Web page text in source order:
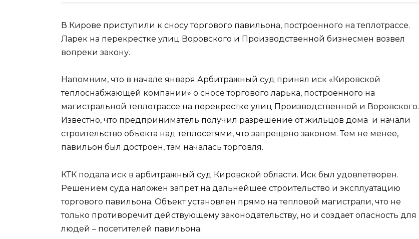
В Кирове приступили к сносу торгового павильона, построенного на теплотрассе.
Ларек на перекрестке улиц Воровского и Производственной бизнесмен возвел
вопреки закону.
Напомним, что в начале января Арбитражный суд принял иск «Кировской
теплоснабжающей компании» о сносе торгового ларька, построенного на
магистральной теплотрассе на перекрестке улиц Производственной и Воровского.
Известно, что предприниматель получил разрешение от жильцов дома и начали
строительство объекта над теплосетями, что запрещено законом. Тем не менее,
павильон был достроен, там началась торговля.
КТК подала иск в арбитражный суд Кировской области. Иск был удовлетворен.
Решением суда наложен запрет на дальнейшее строительство и эксплуатацию
торгового павильона. Объект установлен прямо на тепловой магистрали, что не
только противоречит действующему законодательству, но и создает опасность для
людей – посетителей павильона.